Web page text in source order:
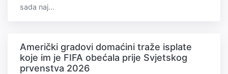
sada naj...
Američki gradovi domaćini traže isplate
koje im je FIFA obećala prije Svjetskog
prvenstva 2026